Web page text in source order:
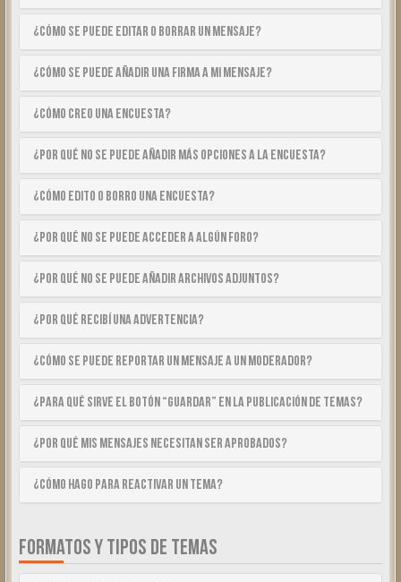
¿Cómo se puede editar o borrar un mensaje?
¿Cómo se puede añadir una firma a mi mensaje?
¿Cómo creo una encuesta?
¿Por qué no se puede añadir más opciones a la encuesta?
¿Cómo edito o borro una encuesta?
¿Por qué no se puede acceder a algún foro?
¿Por qué no se puede añadir archivos adjuntos?
¿Por qué recibí una advertencia?
¿Cómo se puede reportar un mensaje a un moderador?
¿Para qué sirve el botón “Guardar” en la publicación de temas?
¿Por qué mis mensajes necesitan ser aprobados?
¿Cómo hago para reactivar un tema?
FORMATOS Y TIPOS DE TEMAS